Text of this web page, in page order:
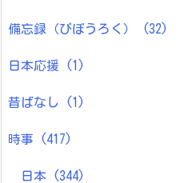
備忘録（びぼうろく） (32)
日本応援 (1)
昔ばなし (1)
時事 (417)
日本 (344)